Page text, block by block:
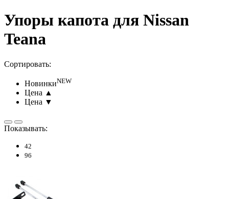
Упоры капота для Nissan
Teana
Сортировать:
НовинкиNEW
Цена ▲
Цена ▼
Показывать:
42
96